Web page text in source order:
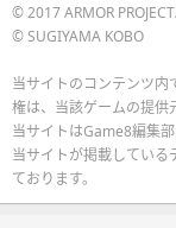
© 2017 ARMOR
© SUGIYAMA KOBO
当サイトのコンテンツ
権は、当該ゲームの提供
当サイトはGame8編集
当サイトが掲載してい
ております。